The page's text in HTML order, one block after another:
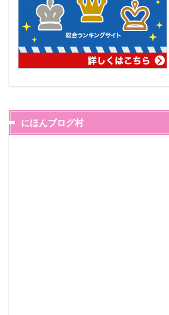
にほんブログ村